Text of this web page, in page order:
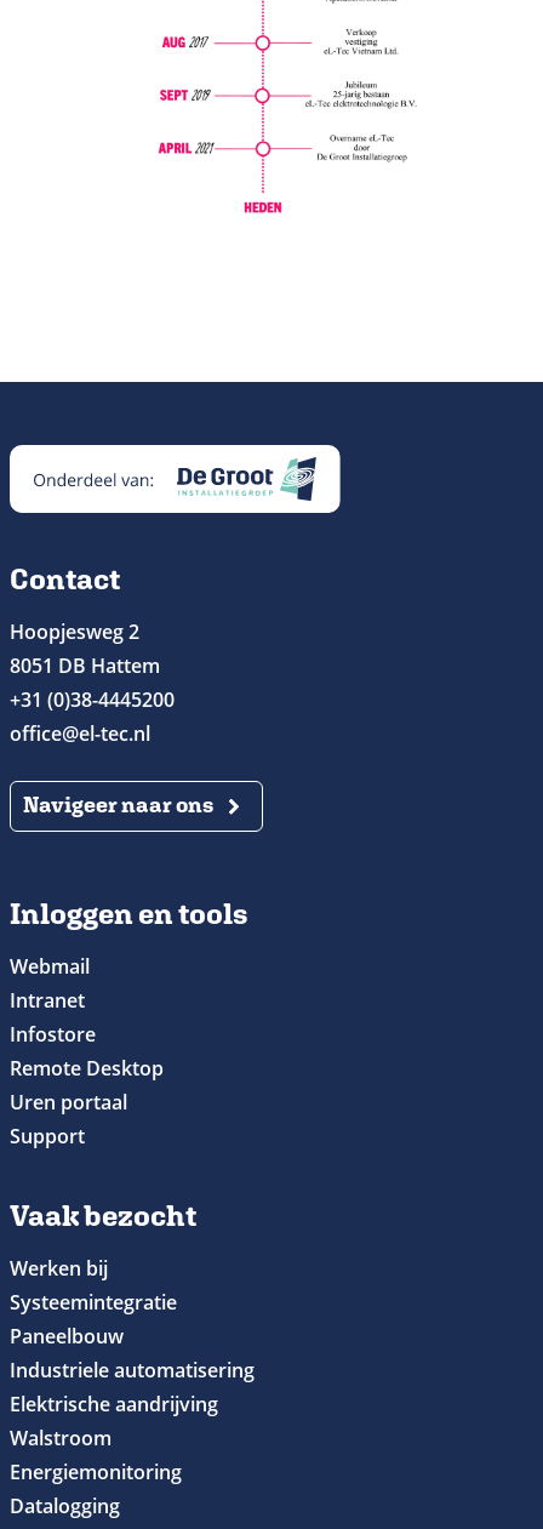
Contact
Hoopjesweg 2
8051 DB Hattem
+31 (0)38-4445200
office@el-tec.nl
Navigeer naar ons
Inloggen en tools
Webmail
Intranet
Infostore
Remote Desktop
Uren portaal
Support
Vaak bezocht
Werken bij
Systeemintegratie
Paneelbouw
Industriele automatisering
Elektrische aandrijving
Walstroom
Energiemonitoring
Datalogging